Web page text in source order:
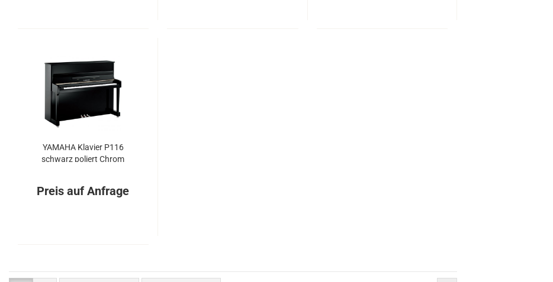
YA­MA­HA Kla­vier P116
schwarz po­liert Chrom
Preis auf Anfrage